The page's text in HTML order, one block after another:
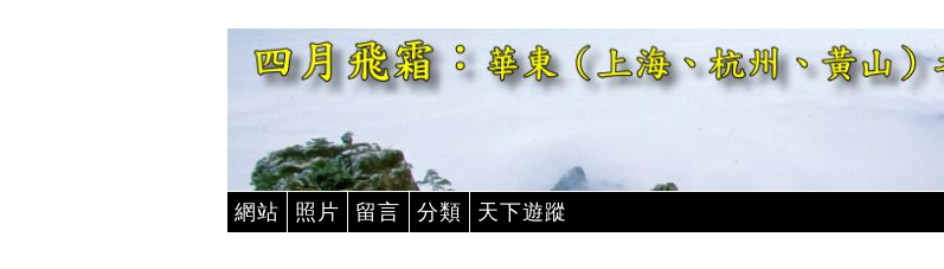
網站 照片 留言 分類 天下遊蹤